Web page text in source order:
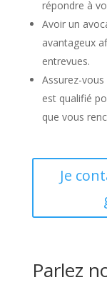
répondre à
Avoir un
avantageux
entrevues.
Assurez-
est qualifié
que vous
Je
Parlez